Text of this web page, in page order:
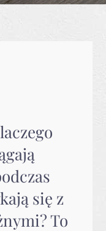
się z
To